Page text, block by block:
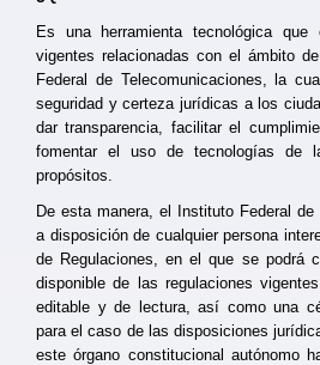
Es una herramienta tecnológica que
vigentes relacionadas con el ámbito
Federal de Telecomunicaciones, la
seguridad y certeza jurídicas a los
dar transparencia, facilitar el
fomentar el uso de tecnologías de
propósitos.
De esta manera, el Instituto Federal de
a disposición de cualquier persona
de Regulaciones, en el que se podrá
disponible de las regulaciones
editable y de lectura, así como una
para el caso de las disposiciones
este órgano constitucional autónomo